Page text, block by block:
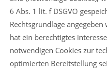
6 Abs. 1 lit. f DSGVO
Rechtsgrundlage
hat ein berechtigtes
notwendigen Cookies zur
optimierten Bereitstellung